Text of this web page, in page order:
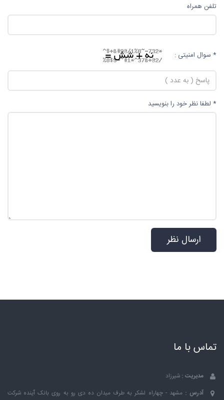
تلفن همراه
* سوال امنیتی :
* لطفا نظر خود را بنویسید
تماس با ما
مدیریت : شیرزاد
آدرس : مشهد - چهاراه لشکر به طرف میدان ده دی رو به روی بانک ٱینده شرکت